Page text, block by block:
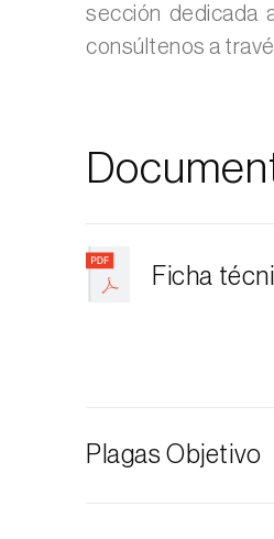
sección dedicada
consúltenos a
Ficha
Plagas Objetivo